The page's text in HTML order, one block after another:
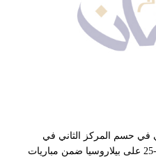
في حسم المركز الثاني في
المجموعة الثامنة بعد الفوز بنتيجة 29-25 على بيلاروسيا ضمن مباريات